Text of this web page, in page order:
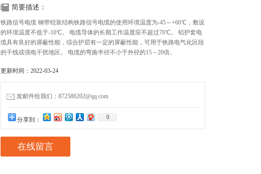
简要描述：
铁路信号电缆 钢带铠装结构铁路信号电缆的使用环境温度为-45～+60℃，敷设
的环境温度不低于-10℃。 电缆导体的长期工作温度应不超过70℃。 铝护套电
缆具有良好的屏蔽性能，综合护层有一定的屏蔽性能，可用于铁路电气化区段
的干线或强电干扰地区。 电缆的弯曲半径不小于外径的15－20倍。
更新时间：2022-03-24
发邮件给我们：872586202@qq.com
分享到： 0
在线留言